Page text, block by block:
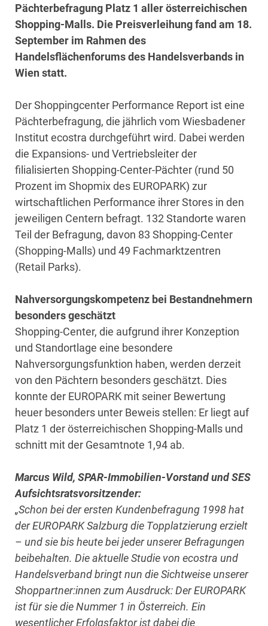
Pächterbefragung Platz 1 aller österreichischen
Shopping-Malls. Die Preisverleihung fand am 18.
September im Rahmen des
Handelsflächenforums des Handelsverbands in
Wien statt.
Der Shoppingcenter Performance Report ist eine
Pächterbefragung, die jährlich vom Wiesbadener
Institut ecostra durchgeführt wird. Dabei werden
die Expansions- und Vertriebsleiter der
filialisierten Shopping-Center-Pächter (rund 50
Prozent im Shopmix des EUROPARK) zur
wirtschaftlichen Performance ihrer Stores in den
jeweiligen Centern befragt. 132 Standorte waren
Teil der Befragung, davon 83 Shopping-Center
(Shopping-Malls) und 49 Fachmarktzentren
(Retail Parks).
Nahversorgungskompetenz bei Bestandnehmern
besonders geschätzt
Shopping-Center, die aufgrund ihrer Konzeption
und Standortlage eine besondere
Nahversorgungsfunktion haben, werden derzeit
von den Pächtern besonders geschätzt. Dies
konnte der EUROPARK mit seiner Bewertung
heuer besonders unter Beweis stellen: Er liegt auf
Platz 1 der österreichischen Shopping-Malls und
schnitt mit der Gesamtnote 1,94 ab.
Marcus Wild, SPAR-Immobilien-Vorstand und SES
Aufsichtsratsvorsitzender:
„Schon bei der ersten Kundenbefragung 1998 hat
der EUROPARK Salzburg die Topplatzierung erzielt
– und sie bis heute bei jeder unserer Befragungen
beibehalten. Die aktuelle Studie von ecostra und
Handelsverband bringt nun die Sichtweise unserer
Shoppartner:innen zum Ausdruck: Der EUROPARK
ist für sie die Nummer 1 in Österreich. Ein
wesentlicher Erfolgsfaktor ist dabei die